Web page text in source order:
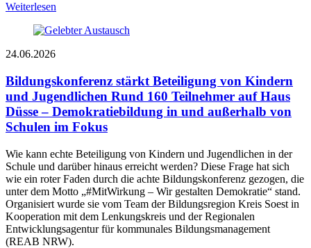
Weiterlesen
24.06.2026
Bildungskonferenz stärkt Beteiligung von Kindern
und Jugendlichen Rund 160 Teilnehmer auf Haus
Düsse – Demokratiebildung in und außerhalb von
Schulen im Fokus
Wie kann echte Beteiligung von Kindern und Jugendlichen in der
Schule und darüber hinaus erreicht werden? Diese Frage hat sich
wie ein roter Faden durch die achte Bildungskonferenz gezogen, die
unter dem Motto „#MitWirkung – Wir gestalten Demokratie“ stand.
Organisiert wurde sie vom Team der Bildungsregion Kreis Soest in
Kooperation mit dem Lenkungskreis und der Regionalen
Entwicklungsagentur für kommunales Bildungsmanagement
(REAB NRW).